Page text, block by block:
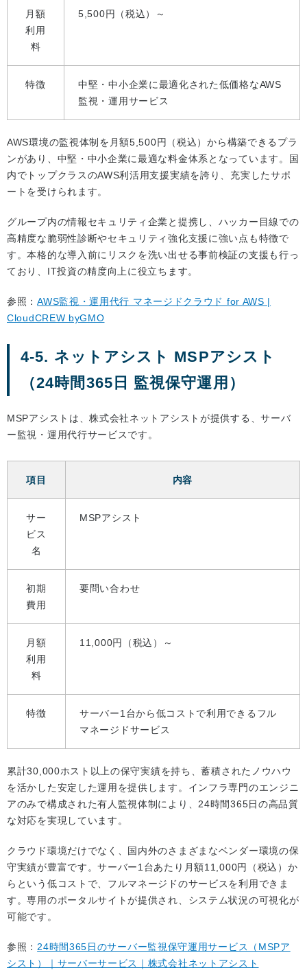
月額
利用
料
5,500円（税込）～
特徴
中堅・中小企業に最適化された低価格なAWS
監視・運用サービス
AWS環境の監視体制を月額5,500円（税込）から構築できるプラ
ンがあり、中堅・中小企業に最適な料金体系となっています。国
内でトップクラスのAWS利活用支援実績を誇り、充実したサポ
ートを受けられます。
グループ内の情報セキュリティ企業と提携し、ハッカー目線での
高精度な脆弱性診断やセキュリティ強化支援に強い点も特徴で
す。本格的な導入前にリスクを洗い出せる事前検証の支援も行っ
ており、IT投資の精度向上に役立ちます。
参照：AWS監視・運用代行 マネージドクラウド for AWS |
CloudCREW byGMO
4-5. ネットアシスト MSPアシスト
（24時間365日 監視保守運用）
MSPアシストは、株式会社ネットアシストが提供する、サーバ
ー監視・運用代行サービスです。
項目 内容
サー
ビス
名
MSPアシスト
初期
費用
要問い合わせ
月額
利用
料
11,000円（税込）～
特徴
サーバー1台から低コストで利用できるフル
マネージドサービス
累計30,000ホスト以上の保守実績を持ち、蓄積されたノウハウ
を活かした安定した運用を提供します。インフラ専門のエンジニ
アのみで構成された有人監視体制により、24時間365日の高品質
な対応を実現しています。
クラウド環境だけでなく、国内外のさまざまなベンダー環境の保
守実績が豊富です。サーバー1台あたり月額11,000円（税込）か
らという低コストで、フルマネージドのサービスを利用できま
す。専用のポータルサイトが提供され、システム状況の可視化が
可能です。
参照： 24時間365日のサーバー監視保守運用サービス（MSPア
シスト）｜サーバーサービス｜株式会社ネットアシスト